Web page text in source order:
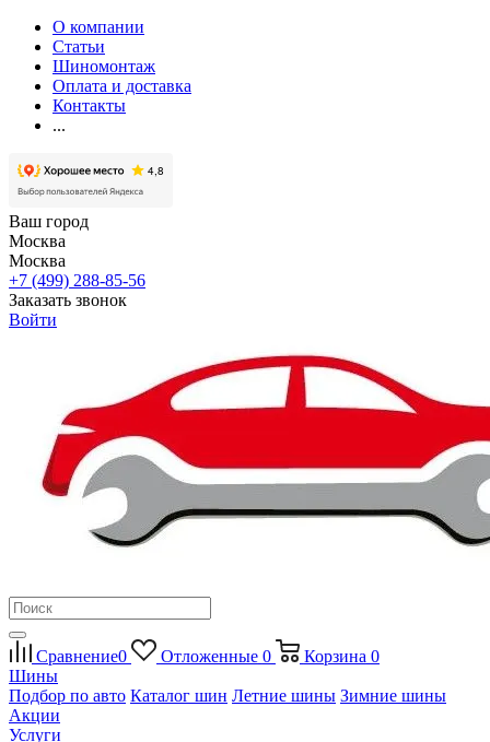
О компании
Статьи
Шиномонтаж
Оплата и доставка
Контакты
...
Ваш город
Москва
Москва
+7 (499) 288-85-56
Заказать звонок
Войти
Сравнение0 Отложенные 0 Корзина 0
Шины
Подбор по авто Каталог шин Летние шины Зимние шины
Акции
Услуги